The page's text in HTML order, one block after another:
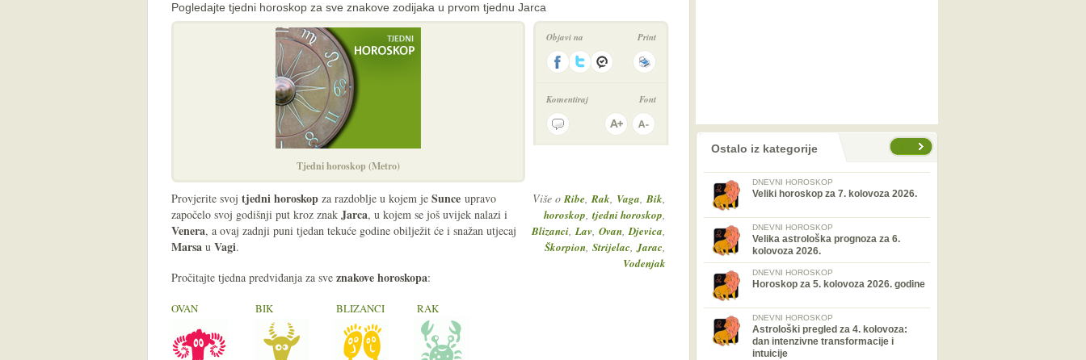
Pogledajte tjedni horoskop za sve znakove zodijaka u prvom tjednu Jarca
Tjedni horoskop (Metro)
Objavi na Print
Komentiraj Font
Više oRibe,Rak, Vaga,Bik,
horoskop, tjedni horoskop,
Blizanci,Lav, Ovan,Djevica,
Škorpion, Strijelac,Jarac,
Vodenjak
Provjerite svoj tjedni horoskop za razdoblje u kojem je Sunce upravo
započelo svoj godišnji put kroz znak Jarca, u kojem se još uvijek nalazi i
Venera, a ovaj zadnji puni tjedan tekuće godine obilježit će i snažan utjecaj
Marsa u Vagi.
Pročitajte tjedna predviđanja za sve znakove horoskopa:
OVAN BIK BLIZANCI RAK
prethodno Ostalo iz kategorije
DNEVNI HOROSKOP
Veliki horoskop za 7. kolovoza 2026.
DNEVNI HOROSKOP
Velika astrološka prognoza za 6.
kolovoza 2026.
DNEVNI HOROSKOP
Horoskop za 5. kolovoza 2026. godine
DNEVNI HOROSKOP
Astrološki pregled za 4. kolovoza:
dan intenzivne transformacije i
intuicije